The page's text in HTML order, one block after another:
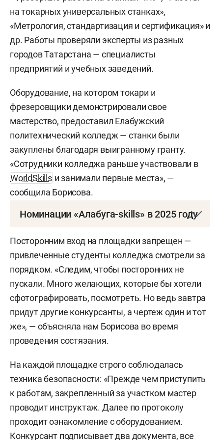
на токарных универсальных станках»,
«Метрология, стандартизация и сертификация» и
др. Работы проверяли эксперты из разных
городов Татарстана — специалисты
предприятий и учебных заведений.
Оборудование, на котором токари и
фрезеровщики демонстрировали свое
мастерство, предоставил Елабужский
политехнический колледж — станки были
закуплены благодаря выигранному гранту.
«Сотрудники колледжа раньше участвовали в
WorldSkills и занимали первые места», —
сообщила Борисова.
Номинации «Алабуга-skills» в 2025 году
2. Работы на токарных универсальных станках.
3. Фрезерные работы на станках с ЧПУ.
станках.
5. Сварщик ручной дуговой сварки
неплавящимся вольфрамовым электродом в
среде защитного газа аргон.
6. Сварщик ручной дуговой сварки покрытым
штучным электродом.
7. Сварщик ручной дуговой частично
Посторонним вход на площадки запрещен —
привлеченные студенты колледжа смотрели за
порядком. «Следим, чтобы посторонних не
пускали. Много желающих, которые бы хотели
сфотографировать, посмотреть. Но ведь завтра
придут другие конкурсанты, а чертеж один и тот
же», — объясняла нам Борисова во время
проведения состязания.
На каждой площадке строго соблюдалась
техника безопасности: «Прежде чем приступить
к работам, закрепленный за участком мастер
проводит инструктаж. Далее по протоколу
проходит ознакомление с оборудованием.
Конкурсант подписывает два документа, все